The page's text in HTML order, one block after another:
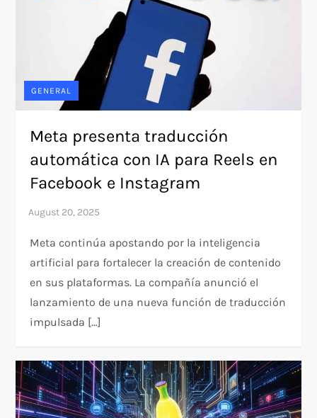
GENERAL
Meta presenta traducción
automática con IA para Reels en
Facebook e Instagram
Meta continúa apostando por la inteligencia
artificial para fortalecer la creación de contenido
en sus plataformas. La compañía anunció el
lanzamiento de una nueva función de traducción
impulsada […]